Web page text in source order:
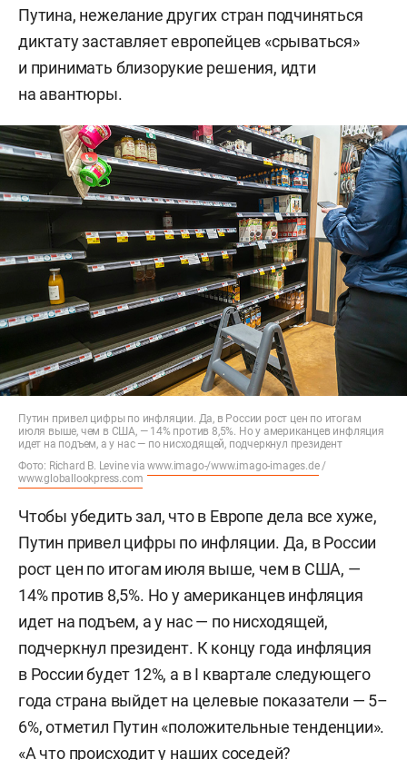
Путина, нежелание других стран подчиняться
диктату заставляет европейцев «срываться»
и принимать близорукие решения, идти
на авантюры.
Путин привел цифры по инфляции. Да, в России рост цен по итогам
июля выше, чем в США, — 14% против 8,5%. Но у американцев инфляция
идет на подъем, а у нас — по нисходящей, подчеркнул президент
Фото: Richard B. Levine viawww.imago-/www.imago-images.de/
www.globallookpress.com
Чтобы убедить зал, что в Европе дела все хуже,
Путин привел цифры по инфляции. Да, в России
рост цен по итогам июля выше, чем в США, —
14% против 8,5%. Но у американцев инфляция
идет на подъем, а у нас — по нисходящей,
подчеркнул президент. К концу года инфляция
в России будет 12%, а в I квартале следующего
года страна выйдет на целевые показатели — 5–
6%, отметил Путин «положительные тенденции».
«А что происходит у наших соседей?